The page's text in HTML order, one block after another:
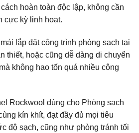
hoàn toàn độc lập, không cần
cực kỳ linh hoạt.
lắp đặt công trình phòng sạch tại
thiết, hoặc cũng dễ dàng di chuyển
không hao tốn quá nhiều công
Rockwool dùng cho Phòng sạch
kín khít, đạt đầy đủ mọi tiêu
độ sạch, cũng như phòng tránh tối